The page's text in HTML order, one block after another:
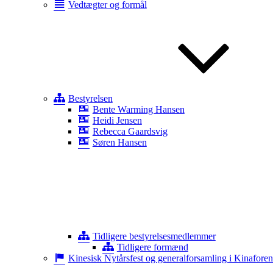
Vedtægter og formål
Bestyrelsen
Bente Warming Hansen
Heidi Jensen
Rebecca Gaardsvig
Søren Hansen
Tidligere bestyrelsesmedlemmer
Tidligere formænd
Kinesisk Nytårsfest og generalforsamling i